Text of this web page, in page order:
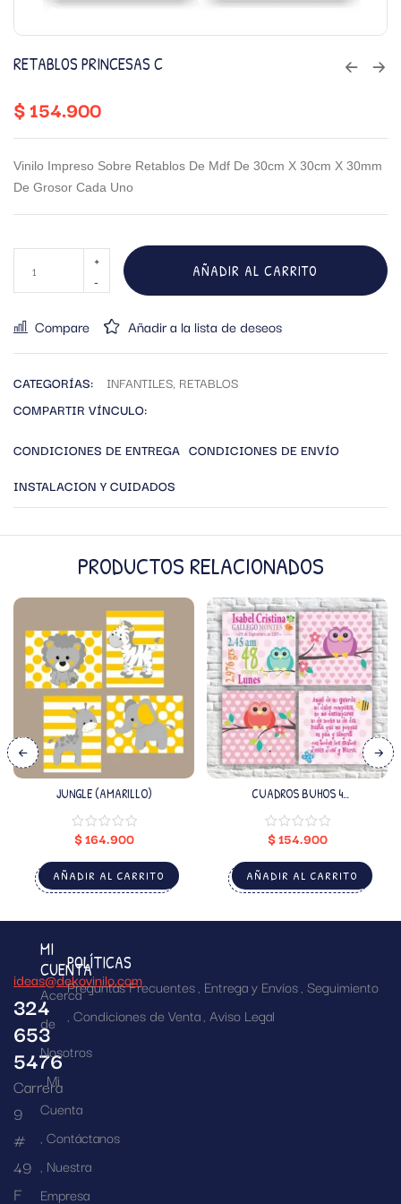
RETABLOS PRINCESAS C
$154.900
Vinilo Impreso Sobre Retablos De Mdf De 30cm X 30cm X 30mm
De Grosor Cada Uno
AÑADIR AL CARRITO
Compare Añadir a la lista de deseos
CATEGORÍAS: INFANTILES, RETABLOS
COMPARTIR VÍNCULO:
CONDICIONES DE ENTREGA CONDICIONES DE ENVÍO
INSTALACION Y CUIDADOS
PRODUCTOS RELACIONADOS
JUNGLE (AMARILLO)
$164.900
AÑADIR AL CARRITO
CUADROS BUHOS 4
$154.900
AÑADIR AL CARRITO
ideas@dekovinilo.com
324
653
5476
Carrera
9
#
49
F
MI
CUENTA
Acerca
de
Nosotros
Mi
Cuenta
Contáctanos
Nuestra
Empresa
POLÍTICAS
Preguntas Frecuentes Entrega y Envíos Seguimiento
Condiciones de Venta Aviso Legal